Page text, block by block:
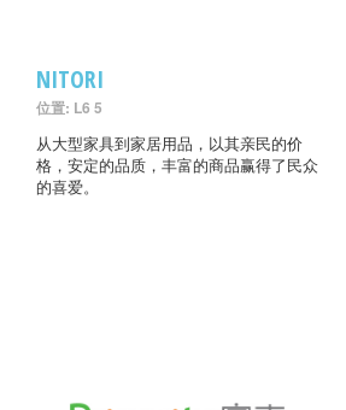
NITORI
位置: L6 5
从大型家具到家居用品，以其亲民的价
格，安定的品质，丰富的商品赢得了民众
的喜爱。